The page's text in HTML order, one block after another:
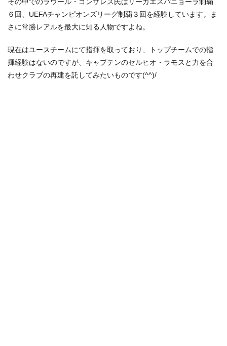
６回、UEFAチャンピオンズリーグ制覇３回を経験しています。ま
さに常勝レアルを最大に知る人物ですよね。
現在はユースチームにて指揮を取っており、トップチームでの指
揮経験はないのですが、キャプテンのセルヒオ・ラモスと力を合
わせクラブの再建を託してみたいものです(^^)/